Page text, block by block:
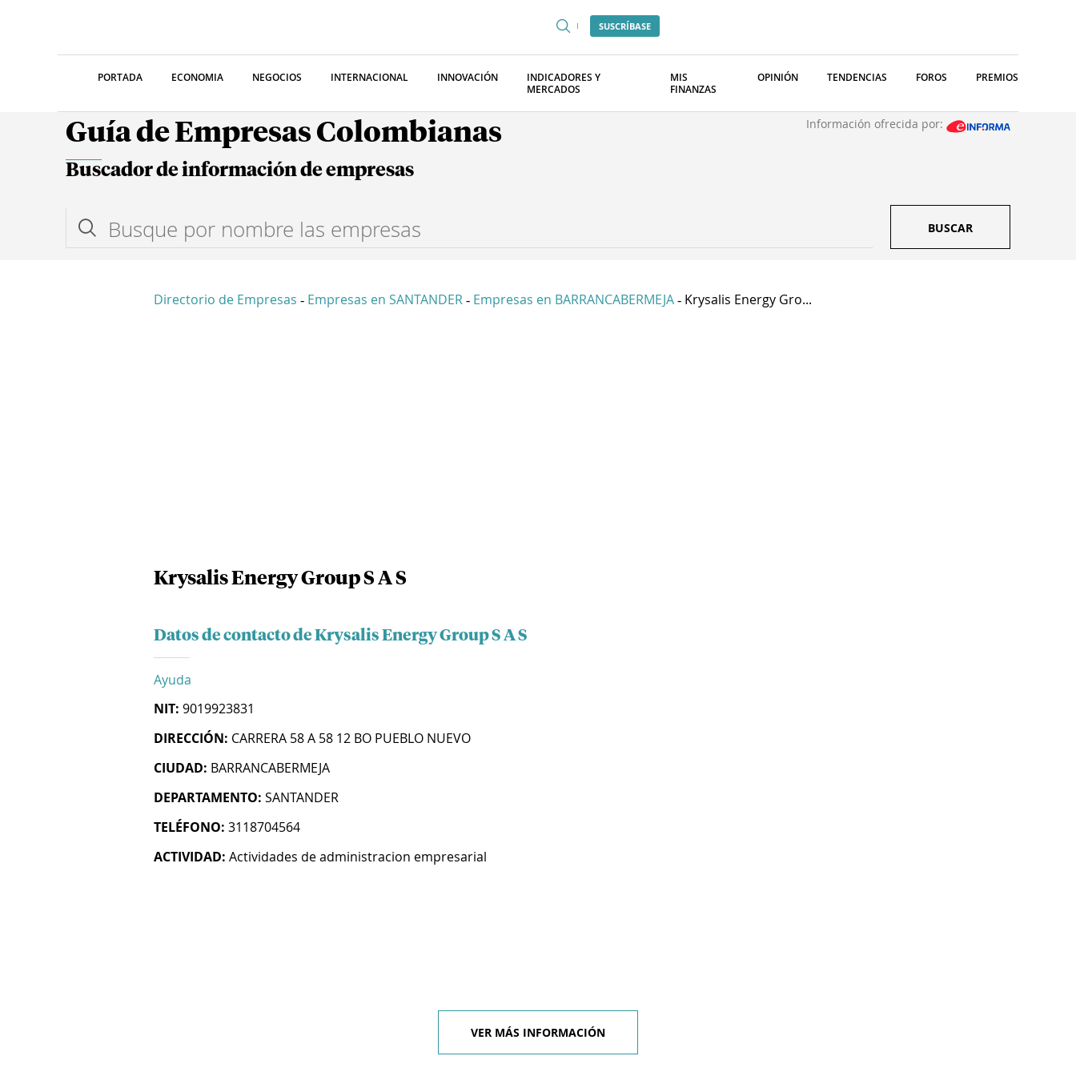
SUSCRÍBASE
PORTADA ECONOMIA NEGOCIOS INTERNACIONAL INNOVACIÓN
INDICADORES Y
MERCADOS
MIS
FINANZAS
OPINIÓN TENDENCIAS FOROS PREMIOS
Guía de Empresas Colombianas Información ofrecida por:
Buscador de información de empresas
BUSCAR
Directorio de Empresas - Empresas en SANTANDER - Empresas en BARRANCABERMEJA - Krysalis Energy Gro...
Krysalis Energy Group S A S
Datos de contacto de Krysalis Energy Group S A S
Ayuda
NIT: 9019923831
DIRECCIÓN: CARRERA 58 A 58 12 BO PUEBLO NUEVO
CIUDAD: BARRANCABERMEJA
DEPARTAMENTO: SANTANDER
TELÉFONO: 3118704564
ACTIVIDAD: Actividades de administracion empresarial
VER MÁS INFORMACIÓN